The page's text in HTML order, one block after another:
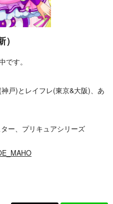
す。
戸)とレイフレ(東京&大阪)、あ
ー、プリキュアシリーズ